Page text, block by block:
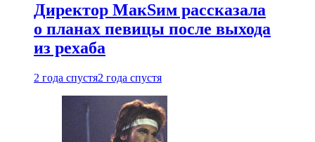
Директор МакSим рассказала
о планах певицы после выхода
из рехаба
2 года спустя2 года спустя